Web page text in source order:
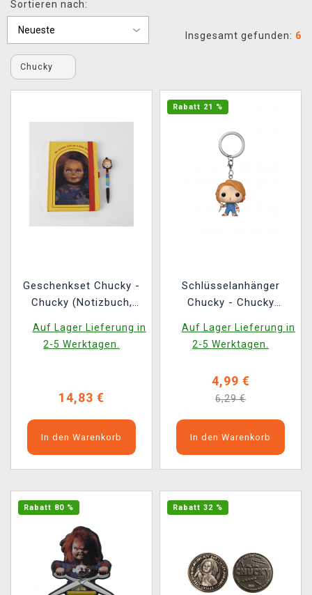
XZONE CLUB
Sortieren nach:
Insgesamt gefunden: 6
Chucky
Geschenkset Chucky -
Chucky (Notizbuch,
Auf Lager Lieferung in
2-5 Werktagen.
14,83 €
In den Warenkorb
Rabatt 21 %
Schlüsselanhänger
Chucky - Chucky
Auf Lager Lieferung in
2-5 Werktagen.
4,99 €
6,29 €
In den Warenkorb
Rabatt 80 % Rabatt 32 %